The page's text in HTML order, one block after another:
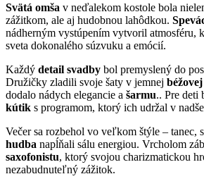
Svätá omša v neďalekom kostole bola
zážitkom, ale aj hudobnou lahôdkou.
nádherným vystúpením vytvoril atmosféru,
sveta dokonalého súzvuku a emócií.
Každý detail svadby bol premyslený do
Družičky zladili svoje šaty v jemnej
dodalo nádych elegancie a šarmu.. Pre deti
kútik s programom, ktorý ich udržal v
Večer sa rozbehol vo veľkom štýle – tanec,
hudba napĺňali sálu energiou. Vrcholom
saxofonistu, ktorý svojou charizmatickou
nezabudnuteľný zážitok.